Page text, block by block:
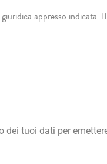
appresso indicata.
dei tuoi dati per